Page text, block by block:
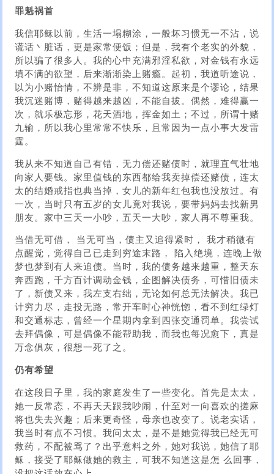
罪魁祸首
我信耶稣以前，生活一塌糊涂，一般坏习惯无一不沾，说
谎话丶脏话，更是家常便饭；但是，我有个老实的外貌，
所以骗了很多人。我的心中充满邪淫私欲，对金钱有永远
填不满的欲望，后来渐渐染上赌瘾。起初，我道听途说，
以为小赌怡情，不辨是非，不知道这原来是个谬论，结果
我沉迷赌博，赌得越来越凶，不能自拔。偶然，难得赢一
次，就乐极忘形，花天酒地，挥金如土；不过，所谓十赌
九输，所以我心里常常不快乐，且常因为一点小事大发雷
霆。
我从来不知道自己有错，无力偿还赌债时，就理直气壮地
向家人要钱。家里值钱的东西都给我卖掉偿还赌债，连太
太的结婚戒指也典当掉，女儿的新年红包我也没放过。有
一次，当时只有五岁的女儿竟对我说，要带妈妈去找新男
朋友。家中三天一小吵，五天一大吵，家人再不尊重我。
当借无可借， 当无可当，债主又追得紧时， 我才稍微有
点醒觉，觉得自己已走到穷途末路， 陷入绝境，连晚上做
梦也梦到有人来追债。当时，我的债务越来越重，整天东
奔西跑，千方百计调动金钱，企图解决债务，可惜旧债未
了，新债又来，我左支右绌，无论如何总无法解决。我已
计穷力尽，走投无路，常开车时心神恍惚，看不到红绿灯
和交通标志，曾经一个星期内拿到四张交通罚单。我尝试
去拜偶像，可是偶像不能帮助我，而我也每况愈下，真是
万念俱灰，很想一死了之。
仍有希望
在这段日子里，我的家庭发生了一些变化。首先是太太，
她一反常态，不再天天跟我吵闹，什至对一向喜欢的搓麻
将也失去兴趣；后来更奇怪，母亲也改变了。说老实话，
我当时有点不习惯。我问太太，是不是她觉得我已经无可
救药，不配被骂了？出乎意料之外，她对我说，她信了耶
稣，接受了耶稣做她的救主，可我不知道这是怎 么回事，